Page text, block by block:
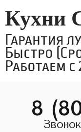
Кухни
Гарантия
Быстро
Работаем с
8